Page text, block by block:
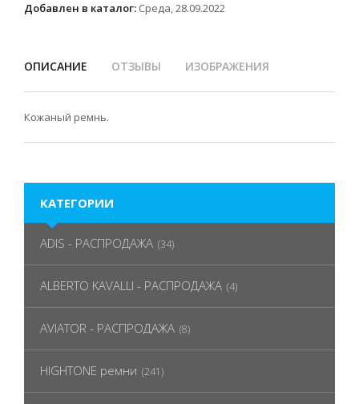
Добавлен в каталог: Среда, 28.09.2022
ОПИСАНИЕ ОТЗЫВЫ ИЗОБРАЖЕНИЯ
Кожаный ремнь.
КАТЕГОРИИ
ADIS - РАСПРОДАЖА (34)
ALBERTO KAVALLI - РАСПРОДАЖА (4)
AVIATOR - РАСПРОДАЖА (8)
HIGHTONE ремни (241)